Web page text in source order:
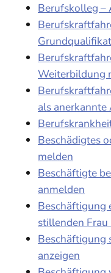
Berufskolleg –
Weiterbildung
als
Beschädigtes
melden
Beschäftigte
anmelden
Beschäftigung
stillenden Frau
Beschäftigung
anzeigen